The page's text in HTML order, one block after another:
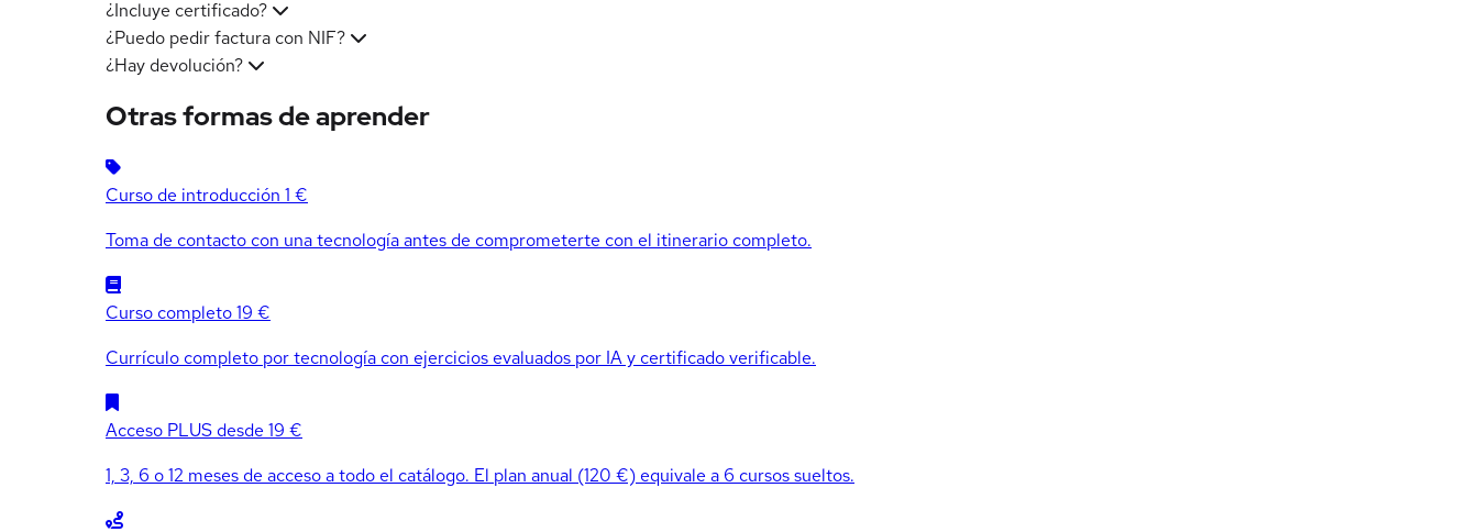
¿Incluye certificado?
¿Puedo pedir factura con NIF?
¿Hay devolución?
Otras formas de aprender
Curso de introducción 1 €
Toma de contacto con una tecnología antes de comprometerte con el itinerario completo.
Curso completo19 €
Currículo completo por tecnología con ejercicios evaluados por IA y certificado verificable.
Acceso PLUS desde 19 €
1, 3, 6 o 12 meses de acceso a todo el catálogo. El plan anual (120 €) equivale a 6 cursos sueltos.